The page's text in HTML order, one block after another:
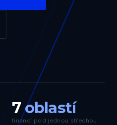
7oblastí
financí pod jednou střechou